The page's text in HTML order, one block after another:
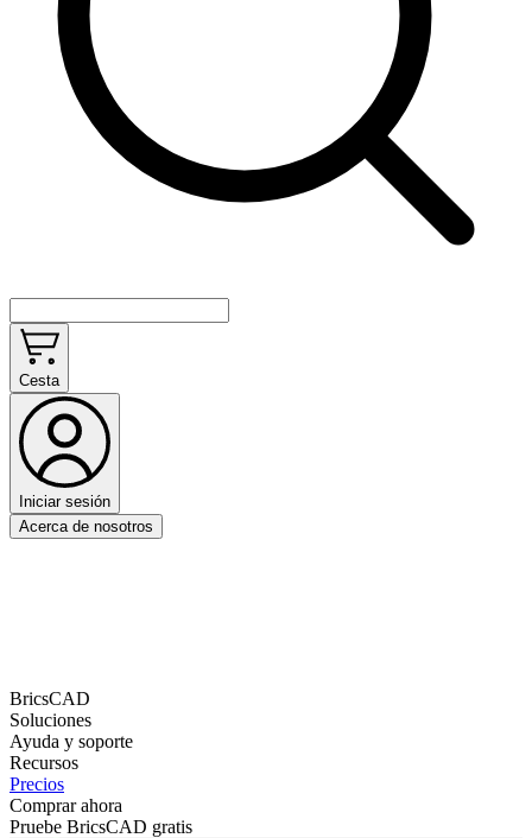
Cesta
Iniciar sesión
Acerca de nosotros
BricsCAD
Soluciones
Ayuda y soporte
Recursos
Precios
Comprar ahora
Pruebe BricsCAD gratis